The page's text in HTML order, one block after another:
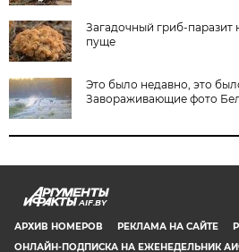
Загадочный гриб-
пуще
Это было недавно, это
Завораживающие фото
AIF.BY
АРХИВ НОМЕРОВ РЕКЛАМА НА САЙТЕ
ОНЛАЙН-ПОДПИСКА НА ЕЖЕНЕДЕЛЬНИК